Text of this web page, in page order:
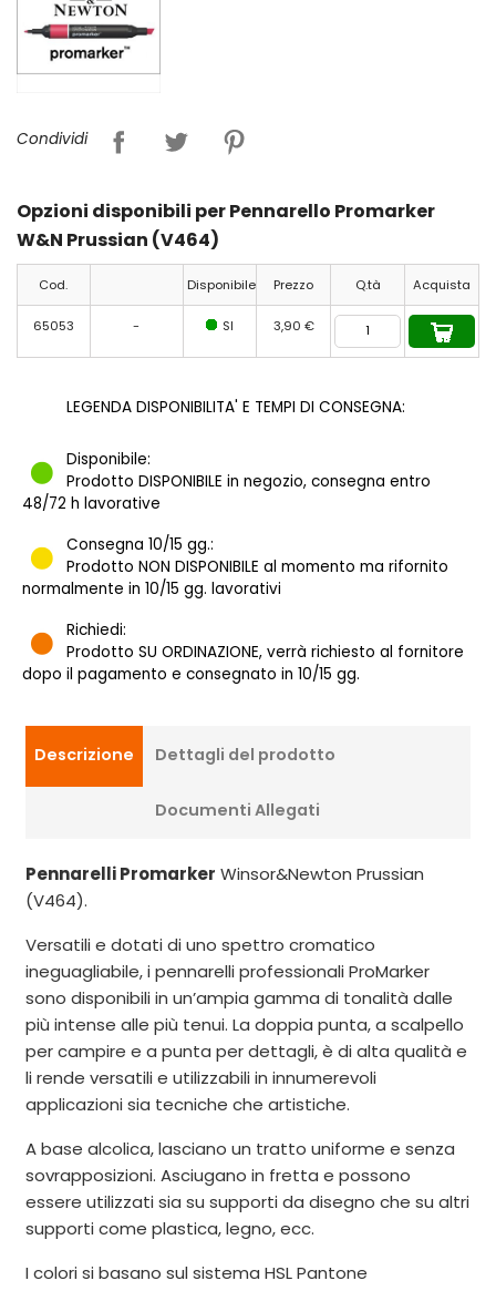
Condividi
Opzioni disponibili per Pennarello Promarker
W&N Prussian (V464)
Cod. Disponibile Prezzo Q.tà Acquista
65053 - SI 3,90 €
LEGENDA DISPONIBILITA' E TEMPI DI CONSEGNA:
Disponibile:
Prodotto DISPONIBILE in negozio, consegna entro
48/72 h lavorative
Consegna 10/15 gg.:
Prodotto NON DISPONIBILE al momento ma rifornito
normalmente in 10/15 gg. lavorativi
Richiedi:
Prodotto SU ORDINAZIONE, verrà richiesto al fornitore
dopo il pagamento e consegnato in 10/15 gg.
Descrizione Dettagli del prodotto
Documenti Allegati
Pennarelli Promarker Winsor&Newton Prussian
(V464).
Versatili e dotati di uno spettro cromatico
ineguagliabile, i pennarelli professionali ProMarker
sono disponibili in un’ampia gamma di tonalità dalle
più intense alle più tenui. La doppia punta, a scalpello
per campire e a punta per dettagli, è di alta qualità e
li rende versatili e utilizzabili in innumerevoli
applicazioni sia tecniche che artistiche.
A base alcolica, lasciano un tratto uniforme e senza
sovrapposizioni. Asciugano in fretta e possono
essere utilizzati sia su supporti da disegno che su altri
supporti come plastica, legno, ecc.
I colori si basano sul sistema HSL Pantone